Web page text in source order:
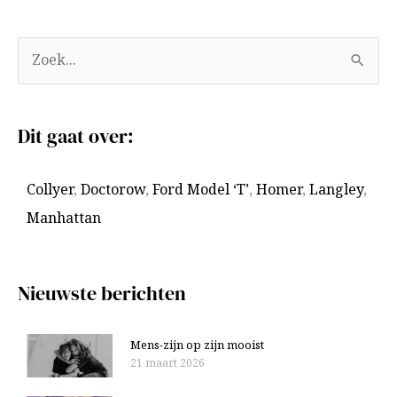
o
k
:
Dit gaat over:
Collyer, Doctorow, Ford Model ‘T’, Homer, Langley,
Manhattan
Nieuwste berichten
Mens-zijn op zijn mooist
21 maart 2026
r
h